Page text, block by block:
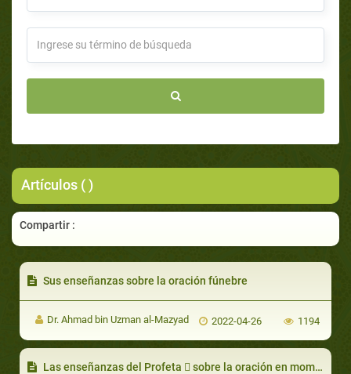
Artículos ( )
Compartir :
Sus enseñanzas sobre la oración fúnebre
Dr. Ahmad bin Uzman al-Mazyad 2022-04-26 1194
Las enseñanzas del Profeta  sobre la oración en momentos de Temor